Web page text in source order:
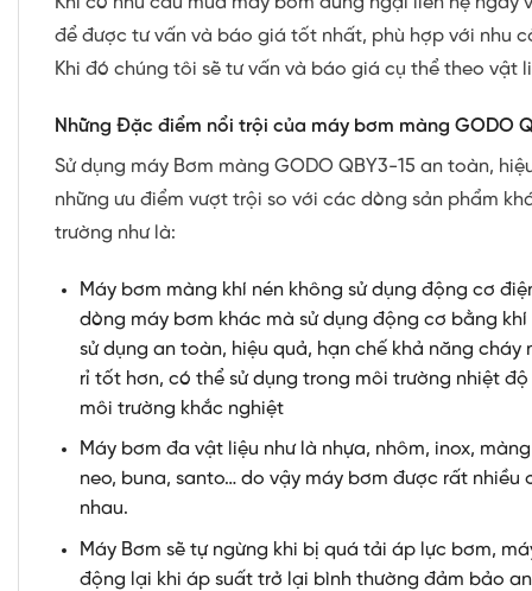
để được tư vấn và báo giá tốt nhất, phù hợp với nhu
Khi đó chúng tôi sẽ tư vấn và báo giá cụ thể theo vật
Những Đặc điểm nổi trội của máy bơm màng GODO
Sử dụng máy Bơm màng GODO QBY3-15 an toàn,
những ưu điểm vượt trội so với các dòng sản phẩm
trường như là:
Máy bơm màng khí nén không sử dụng động cơ
dòng máy bơm khác mà sử dụng động cơ bằng khí
sử dụng an toàn, hiệu quả, hạn chế khả năng cháy
rỉ tốt hơn, có thể sử dụng trong môi trường nhiệt
môi trường khắc nghiệt
Máy bơm đa vật liệu như là nhựa, nhôm, inox,
neo, buna, santo… do vậy máy bơm được rất nhiều
nhau.
Máy Bơm sẽ tự ngừng khi bị quá tải áp lực bơm,
động lại khi áp suất trở lại bình thường đảm bảo